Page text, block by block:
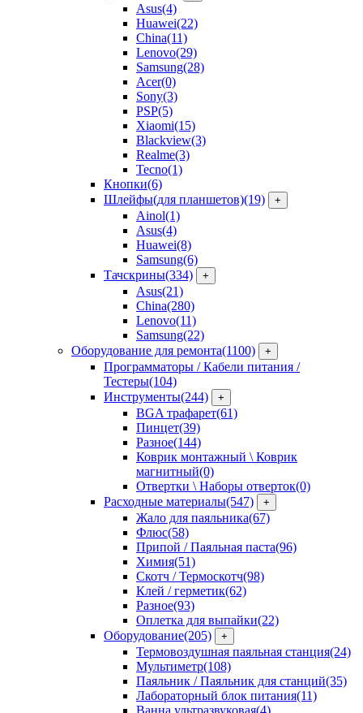
Asus(4)
Huawei(22)
China(11)
Lenovo(29)
Samsung(28)
Acer(0)
Sony(3)
PSP(5)
Xiaomi(15)
Blackview(3)
Realme(3)
Tecno(1)
Кнопки(6)
Шлейфы(для планшетов)(19) +
Ainol(1)
Asus(4)
Huawei(8)
Samsung(6)
Тачскрины(334) +
Asus(21)
China(280)
Lenovo(11)
Samsung(22)
Оборудование для ремонта(1100) +
Программаторы / Кабели питания /
Тестеры(104)
Инструменты(244) +
BGA трафарет(61)
Пинцет(39)
Разное(144)
Коврик монтажный \ Коврик
магнитный(0)
Отвертки \ Наборы отверток(0)
Расходные материалы(547) +
Жало для паяльника(67)
Флюс(58)
Припой / Паяльная паста(96)
Химия(51)
Скотч / Термоскотч(98)
Клей / герметик(62)
Разное(93)
Оплетка для выпайки(22)
Оборудование(205) +
Термовоздушная паяльная станция(24)
Мультиметр(108)
Паяльник / Паяльник для станций(35)
Лабораторный блок питания(11)
Ванна ультразвуковая(4)